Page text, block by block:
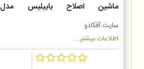
ماشین اصلاح بابیلیس مدل
MT727SDE
سایت آفکادو
اطلاعات بیشتر...